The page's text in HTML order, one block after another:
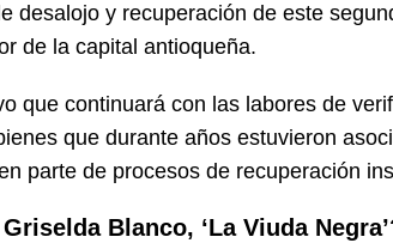
desalojo y recuperación de este
de la capital antioqueña.
que continuará con las labores de
que durante años estuvieron
parte de procesos de recuperación
Blanco, ‘La Viuda